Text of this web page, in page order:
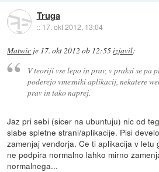
Truga
:: 17. okt 2012, 13:04
Matwic je 17. okt 2012 ob 12:55izjavil:
V teoriji vse lepo in prav, v praksi se pa
poderejo vmesniki aplikacij, nekatere
prav in tako naprej.
Jaz pri sebi (sicer na ubuntuju) nic od
slabe spletne strani/aplikacije. Pisi
zamenjaj vendorja. Ce ti aplikacija v letu
ne podpira normalno lahko mirno
normalnega...